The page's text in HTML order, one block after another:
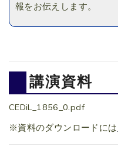
報をお伝えします。
講演資料
CEDiL_1856_0.pdf
※資料のダウンロードには